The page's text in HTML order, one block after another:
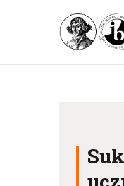
XXXIII
SZKOŁA